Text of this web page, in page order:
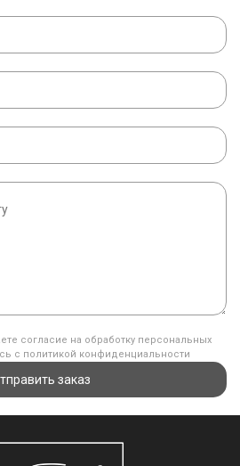
согласие на обработку персональных
с политикой конфиденциальности
заказ